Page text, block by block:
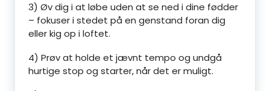
3) Øv dig i at løbe uden at se ned i dine fødder
– fokuser i stedet på en genstand foran dig
eller kig op i loftet.
4) Prøv at holde et jævnt tempo og undgå
hurtige stop og starter, når det er muligt.